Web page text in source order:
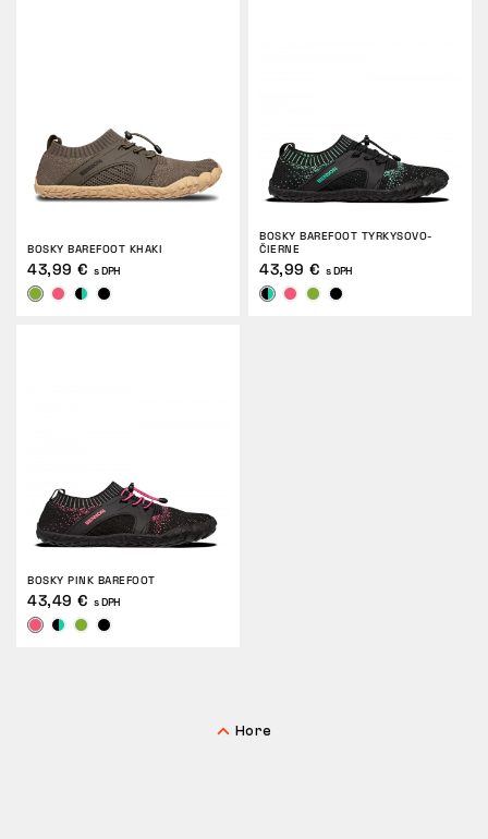
BOSKY BAREFOOT KHAKI
43,99 € s DPH
BOSKY BAREFOOT TYRKYSOVO-
ČIERNE
43,99 € s DPH
BOSKY PINK BAREFOOT
43,49 € s DPH
Hore